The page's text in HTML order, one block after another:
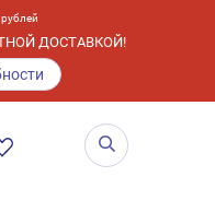
ДОСТАВКОЙ!